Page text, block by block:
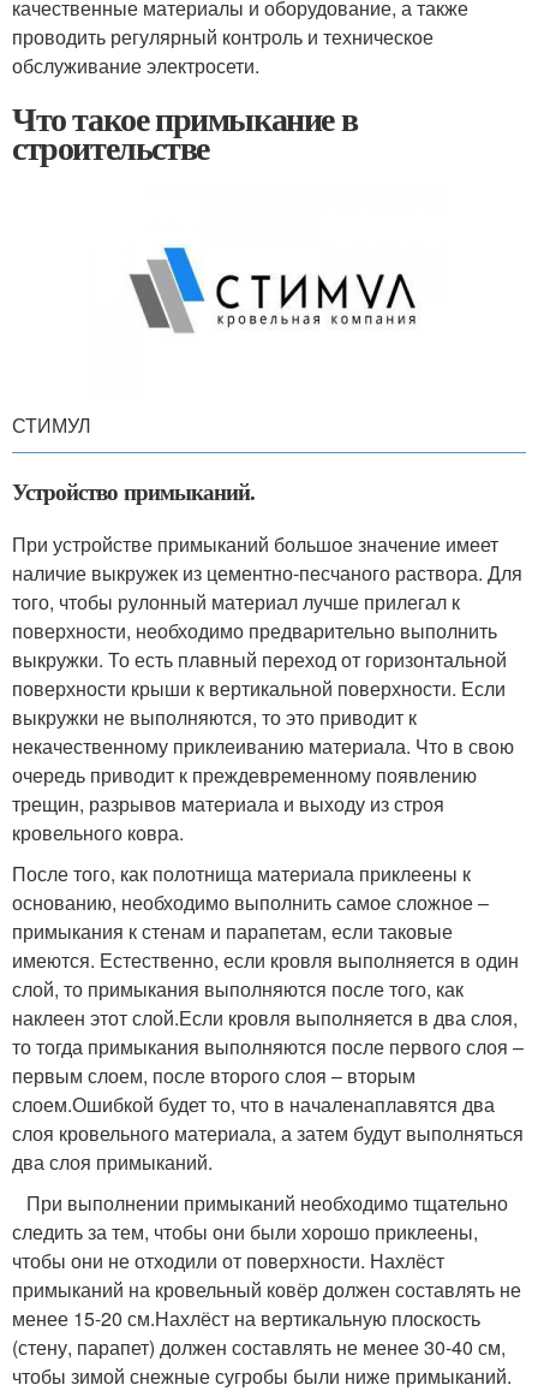
качественные материалы и оборудование, а также
проводить регулярный контроль и техническое
обслуживание электросети.
Что такое примыкание в
строительстве
СТИМУЛ
Устройство примыканий.
При устройстве примыканий большое значение имеет
наличие выкружек из цементно-песчаного раствора. Для
того, чтобы рулонный материал лучше прилегал к
поверхности, необходимо предварительно выполнить
выкружки. То есть плавный переход от горизонтальной
поверхности крыши к вертикальной поверхности. Если
выкружки не выполняются, то это приводит к
некачественному приклеиванию материала. Что в свою
очередь приводит к преждевременному появлению
трещин, разрывов материала и выходу из строя
кровельного ковра.
После того, как полотнища материала приклеены к
основанию, необходимо выполнить самое сложное –
примыкания к стенам и парапетам, если таковые
имеются. Естественно, если кровля выполняется в один
слой, то примыкания выполняются после того, как
наклеен этот слой.Если кровля выполняется в два слоя,
то тогда примыкания выполняются после первого слоя –
первым слоем, после второго слоя – вторым
слоем.Ошибкой будет то, что в началенаплавятся два
слоя кровельного материала, а затем будут выполняться
два слоя примыканий.
При выполнении примыканий необходимо тщательно
следить за тем, чтобы они были хорошо приклеены,
чтобы они не отходили от поверхности. Нахлёст
примыканий на кровельный ковёр должен составлять не
менее 15-20 см.Нахлёст на вертикальную плоскость
(стену, парапет) должен составлять не менее 30-40 см,
чтобы зимой снежные сугробы были ниже примыканий.